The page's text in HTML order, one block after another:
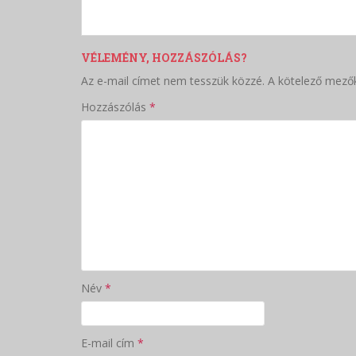
VÉLEMÉNY, HOZZÁSZÓLÁS?
Az e-mail címet nem tesszük közzé. A kötelező
Hozzászólás *
Név *
E-mail cím *